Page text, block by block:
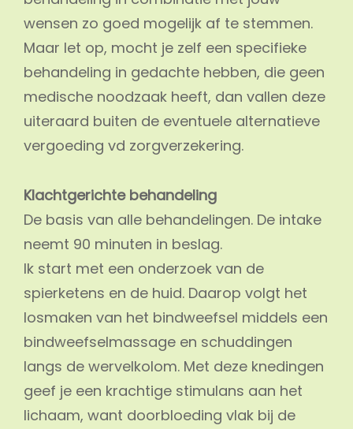
wensen zo goed mogelijk af te stemmen.
Maar let op, mocht je zelf een specifieke
behandeling in gedachte hebben, die geen
medische noodzaak heeft, dan vallen deze
uiteraard buiten de eventuele alternatieve
vergoeding vd zorgverzekering.
Klachtgerichte behandeling
De basis van alle behandelingen. De intake
neemt 90 minuten in beslag.
Ik start met een onderzoek van de
spierketens en de huid. Daarop volgt het
losmaken van het bindweefsel middels een
bindweefselmassage en schuddingen
langs de wervelkolom. Met deze knedingen
geef je een krachtige stimulans aan het
lichaam, want doorbloeding vlak bij de